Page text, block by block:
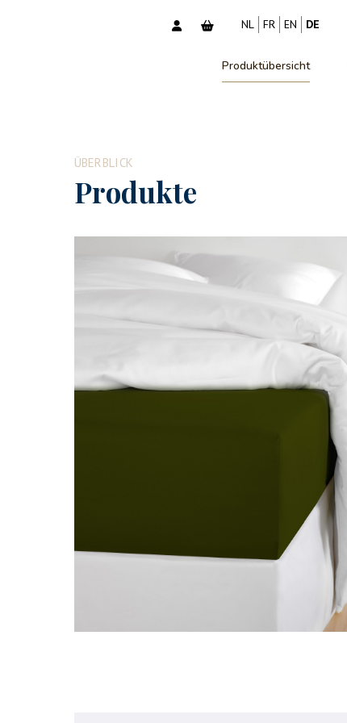
NL FR EN DE
Produktübersicht
ÜBERBLICK
Produkte